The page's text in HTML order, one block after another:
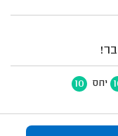
יחס 10